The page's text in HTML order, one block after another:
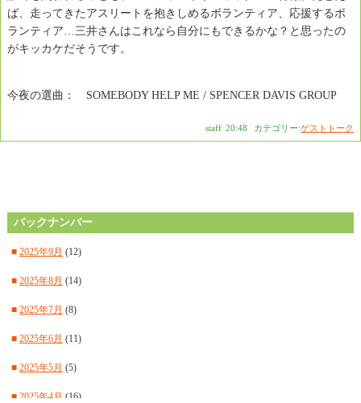
ば、走ってきたアスリートを抱きしめるボランティア、応援するボ
ランティア…三井さんはこれなら自分にもできるかな？と思ったの
がキッカケだそうです。
今夜の選曲： SOMEBODY HELP ME / SPENCER DAVIS GROUP
staff 20:48 カテゴリー:ゲストトーク
バックナンバー
■ 2025年9月 (12)
■ 2025年8月 (14)
■ 2025年7月 (8)
■ 2025年6月 (11)
■ 2025年5月 (5)
■ 2025年4月 (16)